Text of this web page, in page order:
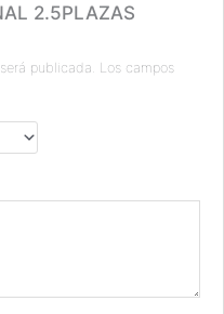
2.5PLAZAS
publicada. Los campos